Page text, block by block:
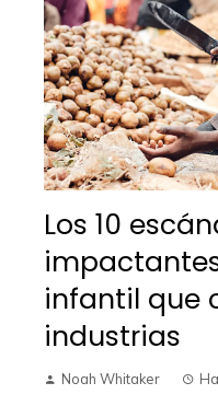
Los 10
infantil que
industrias
Noah Whitaker